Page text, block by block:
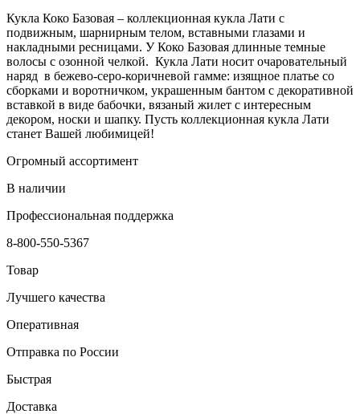
Кукла Коко Базовая – коллекционная кукла Лати с
подвижным, шарнирным телом, вставными глазами и
накладными ресницами. У Коко Базовая длинные темные
волосы с озонной челкой. Кукла Лати носит очаровательный
наряд в бежево-серо-коричневой гамме: изящное платье со
сборками и воротничком, украшенным бантом с декоративной
вставкой в виде бабочки, вязаный жилет с интересным
декором, носки и шапку. Пусть коллекционная кукла Лати
станет Вашей любимицей!
Огромный ассортимент
В наличии
Профессиональная поддержка
8-800-550-5367
Товар
Лучшего качества
Оперативная
Отправка по России
Быстрая
Доставка